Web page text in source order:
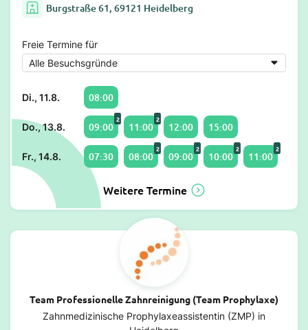
Burgstraße 61, 69121 Heidelberg
Freie Termine für
Di., 11.8. 08:00
Do., 13.8. 09:00
2
11:00
2
12:00 15:00
Fr., 14.8. 07:30 08:00
2
09:00
2
10:00
2
11:00
2
Weitere Termine
Team Professionelle Zahnreinigung (Team Prophylaxe)
Zahnmedizinische Prophylaxeassistentin (ZMP) in